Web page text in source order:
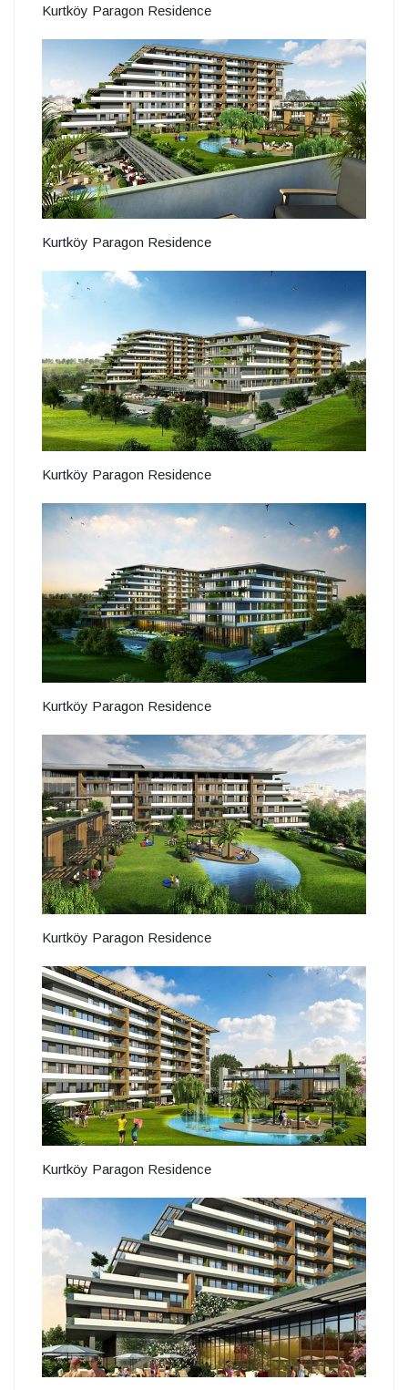
Kurtköy Paragon Residence
Kurtköy Paragon Residence
Kurtköy Paragon Residence
Kurtköy Paragon Residence
Kurtköy Paragon Residence
Kurtköy Paragon Residence